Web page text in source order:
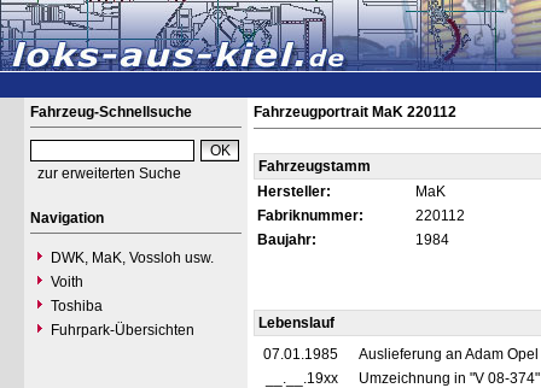
Fahrzeug-Schnellsuche
zur erweiterten Suche
Navigation
DWK, MaK, Vossloh usw.
Voith
Toshiba
Fuhrpark-Übersichten
Fahrzeugportrait MaK 220112
Fahrzeugstamm
Hersteller:
MaK
Fabriknummer:
220112
Baujahr:
1984
Lebenslauf
07.01.1985
Auslieferung an Adam
__.__.19xx
Umzeichnung in "V 08-